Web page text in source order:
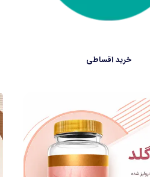
خرید اقساطی